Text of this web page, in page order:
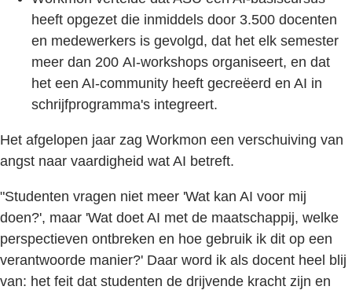
heeft opgezet die inmiddels door 3.500 docenten
en medewerkers is gevolgd, dat het elk semester
meer dan 200 AI-workshops organiseert, en dat
het een AI-community heeft gecreëerd en AI in
schrijfprogramma's integreert.
Het afgelopen jaar zag Workmon een verschuiving van
angst naar vaardigheid wat AI betreft.
"Studenten vragen niet meer 'Wat kan AI voor mij
doen?', maar 'Wat doet AI met de maatschappij, welke
perspectieven ontbreken en hoe gebruik ik dit op een
verantwoorde manier?' Daar word ik als docent heel blij
van: het feit dat studenten de drijvende kracht zijn en